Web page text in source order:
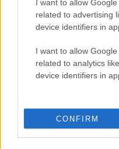
I want to allow
related to advertising
device identifiers in
I want to allow
related to analytics
device identifiers in
CONFIRM